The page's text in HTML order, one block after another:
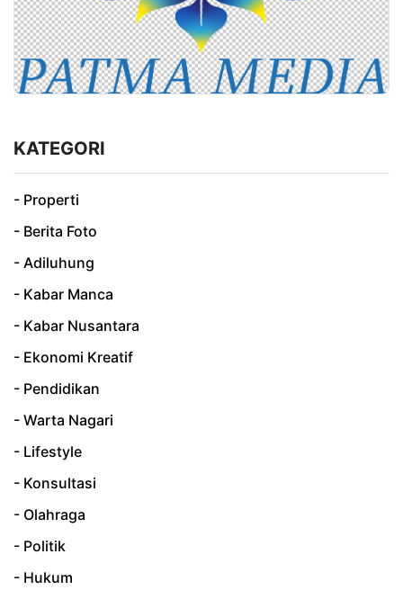
KATEGORI
- Properti
- Berita Foto
- Adiluhung
- Kabar Manca
- Kabar Nusantara
- Ekonomi Kreatif
- Pendidikan
- Warta Nagari
- Lifestyle
- Konsultasi
- Olahraga
- Politik
- Hukum